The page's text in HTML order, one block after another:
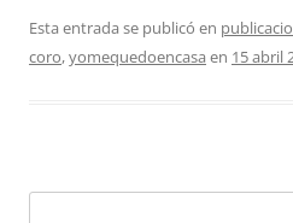
Esta entrada se publicó en
coro,yomequedoencasa en 15 abril